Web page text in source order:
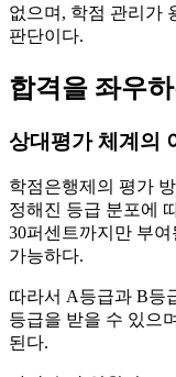
없으며, 학점 관리가
판단이다.
합격을 좌우
상대평가 체계의
학점은행제의 평가
정해진 등급 분포에
30퍼센트까지만 부여
가능하다.
따라서 A등급과 B등
등급을 받을 수 있으
된다.